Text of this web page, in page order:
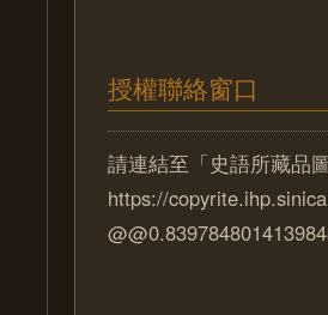
授權聯絡窗口
請連結至「史語所藏品
https://